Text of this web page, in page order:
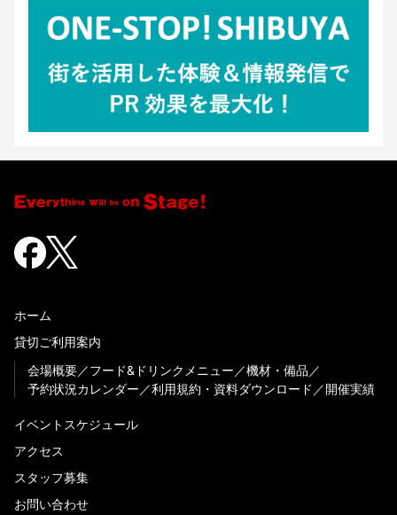
ホーム
貸切ご利用案内
会場概要
フード&ドリンクメニュー
機材・備品
予約状況カレンダー
利用規約・資料ダウンロード 開催実績
イベントスケジュール
アクセス
スタッフ募集
お問い合わせ